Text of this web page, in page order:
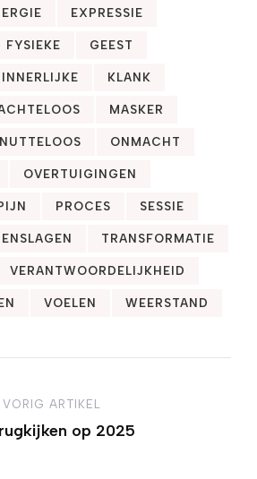
EXPRESSIE
FYSIEKE GEEST
INNERLIJKE KLANK
MASKER
NUTTELOOS ONMACHT
OVERTUIGINGEN
PROCES SESSIE
TRANSFORMATIE
VERANTWOORDELIJKHEID
VOELEN WEERSTAND
VORIG ARTIKEL
op 2025